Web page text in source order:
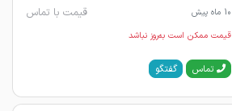
10 ماه پیش
قیمت با تماس
قیمت ممکن است به‌روز نباشد
تماس گفتگو